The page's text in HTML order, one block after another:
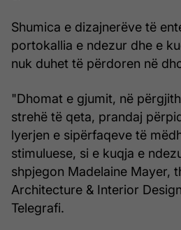
Shumica e dizajnerëve të
portokallia e ndezur dhe e
nuk duhet të përdoren në
"Dhomat e gjumit, në
strehë të qeta, prandaj
lyerjen e sipërfaqeve të
stimuluese, si e kuqja e
shpjegon Madelaine Mayer,
Architecture & Interior
Telegrafi.